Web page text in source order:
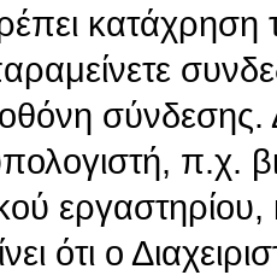
σύνδεσης.
π.χ.
ότι ο